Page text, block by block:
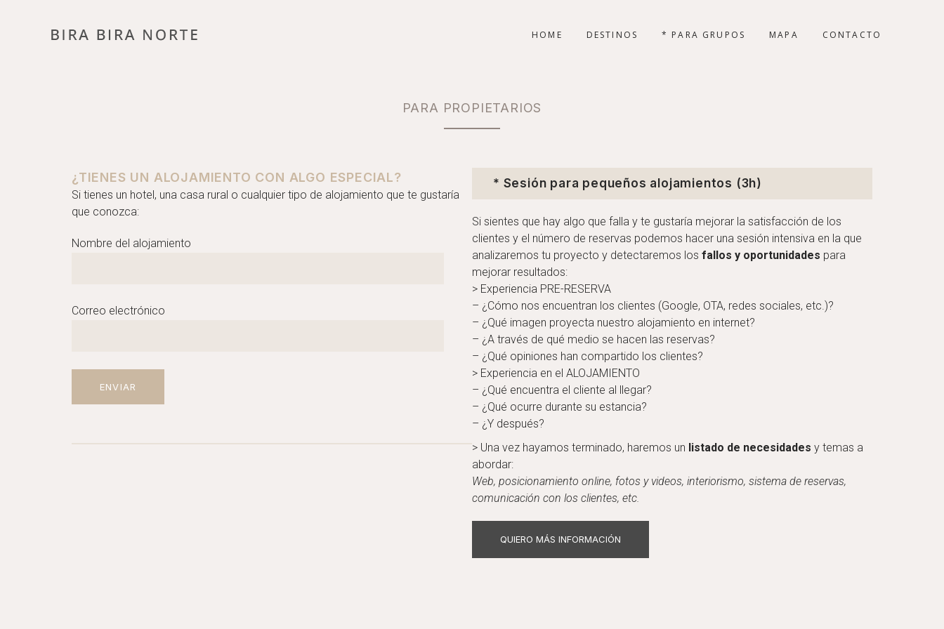
HOME DESTINOS * PARA GRUPOS MAPA CONTACTO
PARA PROPIETARIOS
¿TIENES UN ALOJAMIENTO CON ALGO ESPECIAL?
Si tienes un hotel, una casa rural o cualquier tipo de alojamiento que te gustaría
que conozca:
Nombre del alojamiento
Correo electrónico
* Sesión para pequeños alojamientos (3h)
Si sientes que hay algo que falla y te gustaría mejorar la satisfacción de los
clientes y el número de reservas podemos hacer una sesión intensiva en la que
analizaremos tu proyecto y detectaremos los fallos y oportunidades para
mejorar resultados:
> Experiencia PRE-RESERVA
– ¿Cómo nos encuentran los clientes (Google, OTA, redes sociales, etc.)?
– ¿Qué imagen proyecta nuestro alojamiento en internet?
– ¿A través de qué medio se hacen las reservas?
– ¿Qué opiniones han compartido los clientes?
> Experiencia en el ALOJAMIENTO
– ¿Qué encuentra el cliente al llegar?
– ¿Qué ocurre durante su estancia?
– ¿Y después?
> Una vez hayamos terminado, haremos un listado de necesidades y temas a
abordar:
Web, posicionamiento online, fotos y videos, interiorismo, sistema de reservas,
comunicación con los clientes, etc.
QUIERO MÁS INFORMACIÓN